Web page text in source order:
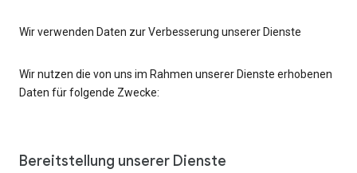
Wir verwenden Daten zur Verbesserung unserer Dienste
Wir nutzen die von uns im Rahmen unserer Dienste erhobenen
Daten für folgende Zwecke:
Bereitstellung unserer Dienste